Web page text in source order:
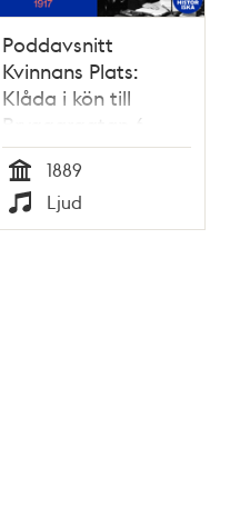
Poddavsnitt
Kvinnans Plats:
Klåda i kön till
Bryggargatan 6,
1889
Tid
1889
Typ
Ljud